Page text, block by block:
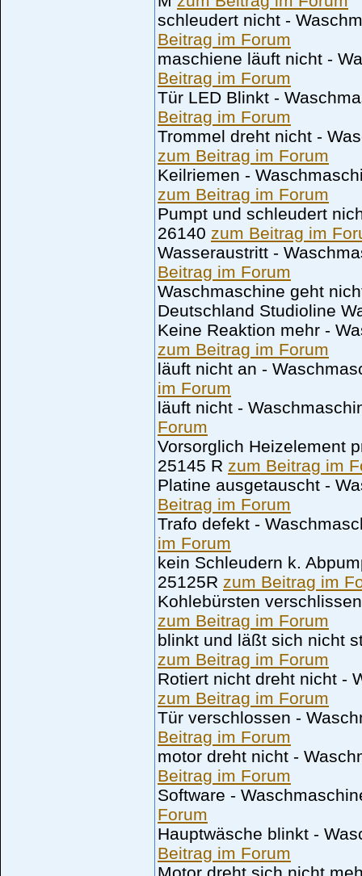
schleudert nicht -
Beitrag im Forum
maschiene läuft nicht -
Beitrag im Forum
Tür LED Blinkt -
Beitrag im Forum
Trommel dreht nicht -
zum Beitrag im Forum
Keilriemen -
zum Beitrag im Forum
Pumpt und schleudert
26140 zum Beitrag im
Wasseraustritt -
Beitrag im Forum
Waschmaschine geht
Deutschland Studioline
Keine Reaktion mehr -
zum Beitrag im Forum
läuft nicht an -
im Forum
läuft nicht -
Forum
Vorsorglich Heizelement
25145 R zum Beitrag im
Platine ausgetauscht -
Beitrag im Forum
Trafo defekt -
im Forum
kein Schleudern k.
25125R zum Beitrag im
Kohlebürsten
zum Beitrag im Forum
blinkt und läßt sich nicht
zum Beitrag im Forum
Rotiert nicht dreht nicht -
zum Beitrag im Forum
Tür verschlossen -
Beitrag im Forum
motor dreht nicht -
Beitrag im Forum
Software -
Forum
Hauptwäsche blinkt -
Beitrag im Forum